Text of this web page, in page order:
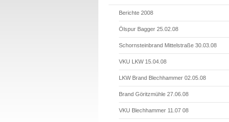
Berichte 2008
Ölspur Bagger 25.02.08
Schornsteinbrand Mittelstraße 30.03.08
VKU LKW 15.04.08
LKW Brand Blechhammer 02.05.08
Brand Göritzmühle 27.06.08
VKU Blechhammer 11.07 08